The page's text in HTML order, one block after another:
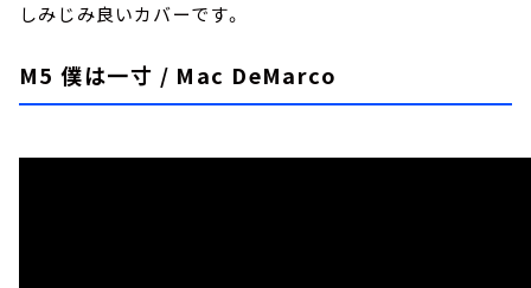
しみじみ良いカバーです。
M5 僕は一寸 / Mac DeMarco